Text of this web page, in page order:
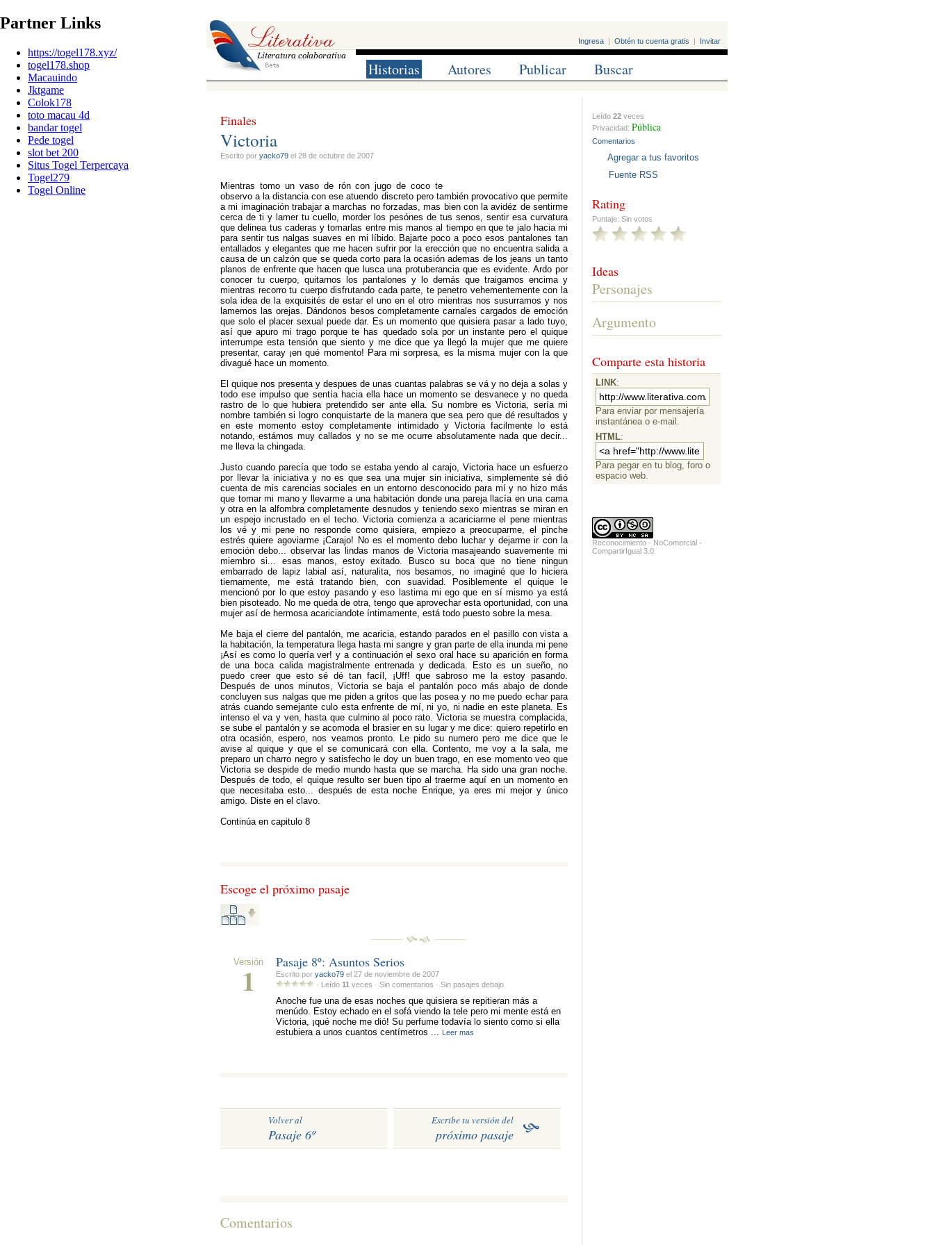
Ingresa | Obtén tu cuenta gratis | Invitar
Historias Autores Publicar Buscar
Finales
Victoria
Escrito por yacko79 el 28 de octubre de 2007
Mientras tomo un vaso de rón con jugo de coco te
observo a la distancia con ese atuendo discreto pero también provocativo que permite
a mi imaginación trabajar a marchas no forzadas, mas bien con la avidéz de sentirme
cerca de ti y lamer tu cuello, morder los pesónes de tus senos, sentir esa curvatura
que delinea tus caderas y tomarlas entre mis manos al tiempo en que te jalo hacia mi
para sentir tus nalgas suaves en mi líbido. Bajarte poco a poco esos pantalones tan
entallados y elegantes que me hacen sufrir por la erección que no encuentra salida a
causa de un calzón que se queda corto para la ocasión ademas de los jeans un tanto
planos de enfrente que hacen que lusca una protuberancia que es evidente. Ardo por
conocer tu cuerpo, quitarnos los pantalones y lo demás que traigamos encima y
mientras recorro tu cuerpo disfrutando cada parte, te penetro vehementemente con la
sola idea de la exquisités de estar el uno en el otro mientras nos susurramos y nos
lamemos las orejas. Dándonos besos completamente carnales cargados de emoción
que solo el placer sexual puede dar. Es un momento que quisiera pasar a lado tuyo,
así que apuro mi trago porque te has quedado sola por un instante pero el quique
interrumpe esta tensión que siento y me dice que ya llegó la mujer que me quiere
presentar, caray ¡en qué momento! Para mi sorpresa, es la misma mujer con la que
divagué hace un momento.
El quique nos presenta y despues de unas cuantas palabras se vá y no deja a solas y
todo ese impulso que sentía hacia ella hace un momento se desvanece y no queda
rastro de lo que hubiera pretendido ser ante ella. Su nombre es Victoria, sería mi
nombre también si logro conquistarte de la manera que sea pero que dé resultados y
en este momento estoy completamente intimidado y Victoria facilmente lo está
notando, estámos muy callados y no se me ocurre absolutamente nada que decir...
me lleva la chingada.
Justo cuando parecía que todo se estaba yendo al carajo, Victoria hace un esfuerzo
por llevar la iniciativa y no es que sea una mujer sin iniciativa, simplemente sé dió
cuenta de mis carencias sociales en un entorno desconocido para mí y no hizo más
que tomar mi mano y llevarme a una habitación donde una pareja llacía en una cama
y otra en la alfombra completamente desnudos y teniendo sexo mientras se miran en
un espejo incrustado en el techo. Victoria comienza a acariciarme el pene mientras
los vé y mi pene no responde como quisiera, empiezo a preocuparme, el pinche
estrés quiere agoviarme ¡Carajo! No es el momento debo luchar y dejarme ir con la
emoción debo... observar las lindas manos de Victoria masajeando suavemente mi
miembro si... esas manos, estoy exitado. Busco su boca que no tiene ningun
embarrado de lapiz labial así, naturalita, nos besamos, no imaginé que lo hiciera
tiernamente, me está tratando bien, con suavidad. Posiblemente el quique le
mencionó por lo que estoy pasando y eso lastima mi ego que en sí mismo ya está
bien pisoteado. No me queda de otra, tengo que aprovechar esta oportunidad, con una
mujer así de hermosa acariciandote íntimamente, está todo puesto sobre la mesa.
Me baja el cierre del pantalón, me acaricia, estando parados en el pasillo con vista a
la habitación, la temperatura llega hasta mi sangre y gran parte de ella inunda mi pene
¡Así es como lo quería ver! y a continuación el sexo oral hace su aparición en forma
de una boca calida magistralmente entrenada y dedicada. Esto es un sueño, no
puedo creer que esto sé dé tan facíl, ¡Uff! que sabroso me la estoy pasando.
Después de unos minutos, Victoria se baja el pantalón poco más abajo de donde
concluyen sus nalgas que me piden a gritos que las posea y no me puedo echar para
atrás cuando semejante culo esta enfrente de mí, ni yo, ni nadie en este planeta. Es
intenso el va y ven, hasta que culmino al poco rato. Victoria se muestra complacida,
se sube el pantalón y se acomoda el brasier en su lugar y me dice: quiero repetirlo en
otra ocasión, espero, nos veamos pronto. Le pido su numero pero me dice que le
avise al quique y que el se comunicará con ella. Contento, me voy a la sala, me
preparo un charro negro y satisfecho le doy un buen trago, en ese momento veo que
Victoria se despide de medio mundo hasta que se marcha. Ha sido una gran noche.
Después de todo, el quique resulto ser buen tipo al traerme aquí en un momento en
que necesitaba esto... después de esta noche Enrique, ya eres mi mejor y único
amigo. Diste en el clavo.
Continúa en capitulo 8
Escoge el próximo pasaje
Versión
1 Pasaje 8º: Asuntos Serios
Escrito por yacko79 el 27 de noviembre de 2007
· Leído 11 veces · Sin comentarios · Sin pasajes debajo
Anoche fue una de esas noches que quisiera se repitieran más a
menúdo. Estoy echado en el sofá viendo la tele pero mi mente está en
Victoria, ¡qué noche me dió! Su perfume todavía lo siento como si ella
estubiera a unos cuantos centímetros ...
Leer mas
Volver al
Pasaje 6º
Escribe tu versión del
próximo pasaje
Comentarios
Leído 22 veces
Privacidad: Pública
Comentarios
Agregar a tus favoritos
Fuente RSS
Rating
Puntaje: Sin votos
Ideas
Personajes
Argumento
Comparte esta historia
LINK:
Para enviar por mensajería
instantánea o e-mail.
HTML:
Para pegar en tu blog, foro o
espacio web.
Reconocimiento - NoComercial -
CompartirIgual 3.0
Partner Links
https://togel178.xyz/
togel178.shop
Macauindo
Jktgame
Colok178
toto macau 4d
bandar togel
Pede togel
slot bet 200
Situs Togel Terpercaya
Togel279
Togel Online